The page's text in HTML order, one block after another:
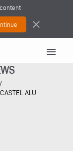
close
menu
/
ALU